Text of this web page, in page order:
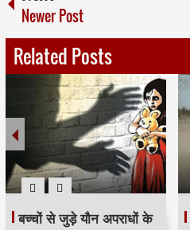
Newer Post
Related Posts
बच्‍चों से जुड़े यौन अपराधों के